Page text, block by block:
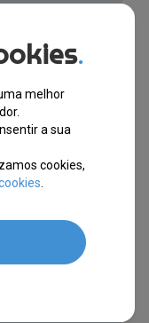
.
melhor
a sua
cookies,